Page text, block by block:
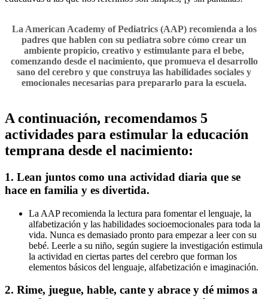
La American Academy of Pediatrics (AAP)recomienda a los
padres que hablen con su pediatra sobre cómo crear un
ambiente propicio, creativo y estimulante para el bebe,
comenzando desde el nacimiento, que promueva el desarrollo
sano del cerebro y que construya las habilidades sociales y
emocionales necesarias para prepararlo para la escuela.
A continuación, recomendamos 5
actividades para estimular la educación
temprana desde el nacimiento:
1. Lean juntos como una actividad diaria que se
hace en familia y es divertida.
La AAP recomienda la lectura para fomentar el lenguaje, la
alfabetización y las habilidades socioemocionales para toda la
vida. Nunca es demasiado pronto para empezar a leer con su
bebé. Leerle a su niño, según sugiere la investigación estimula
la actividad en ciertas partes del cerebro que forman los
elementos básicos del lenguaje, alfabetización e imaginación.
2. Rime, juegue, hable, cante y abrace y dé mimos a